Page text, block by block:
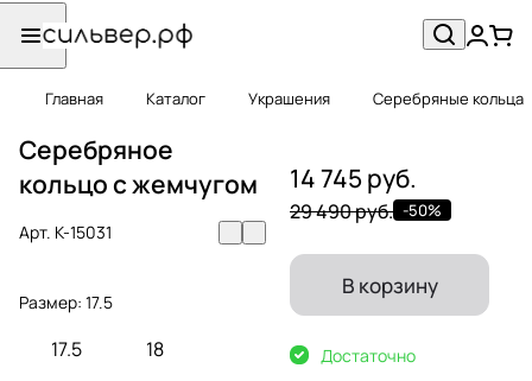
Главная Каталог Украшения Серебряные кольца
Серебряное
кольцо с жемчугом
Арт. К-15031
Размер: 17.5
17.5 18
14 745 руб.
29 490 руб. -50%
В корзину
Достаточно